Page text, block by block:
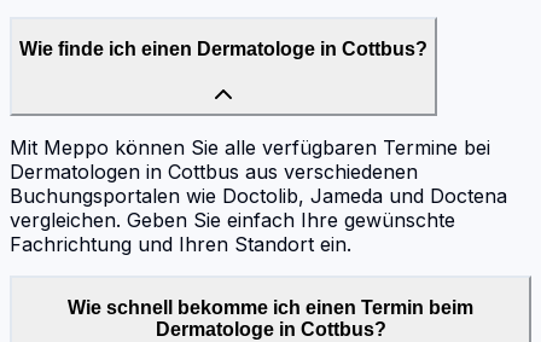
Wie finde ich einen Dermatologe in Cottbus?
Mit Meppo können Sie alle verfügbaren Termine bei
Dermatologen in Cottbus aus verschiedenen
Buchungsportalen wie Doctolib, Jameda und Doctena
vergleichen. Geben Sie einfach Ihre gewünschte
Fachrichtung und Ihren Standort ein.
Wie schnell bekomme ich einen Termin beim
Dermatologe in Cottbus?